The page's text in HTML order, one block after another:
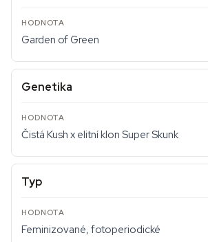
Garden of Green
Genetika
Čistá Kush x elitní klon Super Skunk
Typ
Feminizované, fotoperiodické